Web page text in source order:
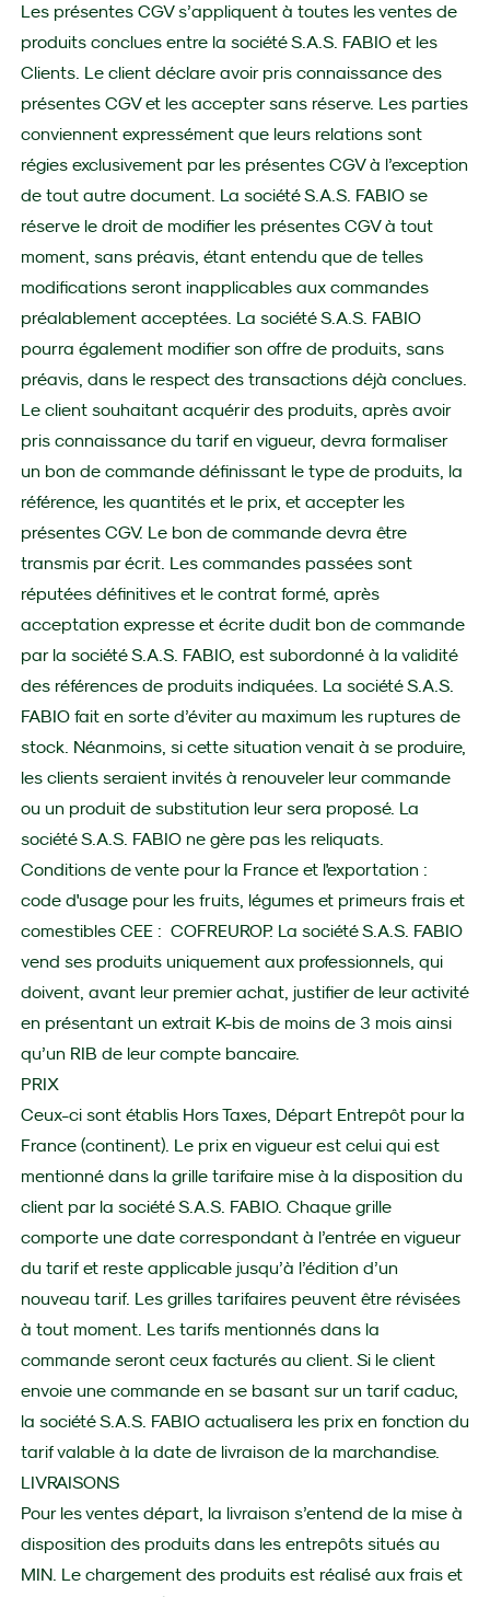
Les présentes CGV s’appliquent à toutes les ventes de
produits conclues entre la société S.A.S. FABIO et les
Clients. Le client déclare avoir pris connaissance des
présentes CGV et les accepter sans réserve. Les parties
conviennent expressément que leurs relations sont
régies exclusivement par les présentes CGV à l’exception
de tout autre document. La société S.A.S. FABIO se
réserve le droit de modifier les présentes CGV à tout
moment, sans préavis, étant entendu que de telles
modifications seront inapplicables aux commandes
préalablement acceptées. La société S.A.S. FABIO
pourra également modifier son offre de produits, sans
préavis, dans le respect des transactions déjà conclues.
Le client souhaitant acquérir des produits, après avoir
pris connaissance du tarif en vigueur, devra formaliser
un bon de commande définissant le type de produits, la
référence, les quantités et le prix, et accepter les
présentes CGV. Le bon de commande devra être
transmis par écrit. Les commandes passées sont
réputées définitives et le contrat formé, après
acceptation expresse et écrite dudit bon de commande
par la société S.A.S. FABIO, est subordonné à la validité
des références de produits indiquées. La société S.A.S.
FABIO fait en sorte d’éviter au maximum les ruptures de
stock. Néanmoins, si cette situation venait à se produire,
les clients seraient invités à renouveler leur commande
ou un produit de substitution leur sera proposé. La
société S.A.S. FABIO ne gère pas les reliquats.
Conditions de vente pour la France et l'exportation :
code d'usage pour les fruits, légumes et primeurs frais et
comestibles CEE : COFREUROP. La société S.A.S. FABIO
vend ses produits uniquement aux professionnels, qui
doivent, avant leur premier achat, justifier de leur activité
en présentant un extrait K-bis de moins de 3 mois ainsi
qu’un RIB de leur compte bancaire.
PRIX
Ceux-ci sont établis Hors Taxes, Départ Entrepôt pour la
France (continent). Le prix en vigueur est celui qui est
mentionné dans la grille tarifaire mise à la disposition du
client par la société S.A.S. FABIO. Chaque grille
comporte une date correspondant à l’entrée en vigueur
du tarif et reste applicable jusqu’à l’édition d’un
nouveau tarif. Les grilles tarifaires peuvent être révisées
à tout moment. Les tarifs mentionnés dans la
commande seront ceux facturés au client. Si le client
envoie une commande en se basant sur un tarif caduc,
la société S.A.S. FABIO actualisera les prix en fonction du
tarif valable à la date de livraison de la marchandise.
LIVRAISONS
Pour les ventes départ, la livraison s’entend de la mise à
disposition des produits dans les entrepôts situés au
MIN. Le chargement des produits est réalisé aux frais et